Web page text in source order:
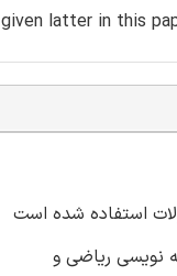
given latter in this
استفاده شده است
نویسی ریاضی و